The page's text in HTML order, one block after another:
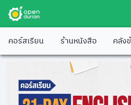
คอร์สเรียน ร้านหนังสือ คลัง